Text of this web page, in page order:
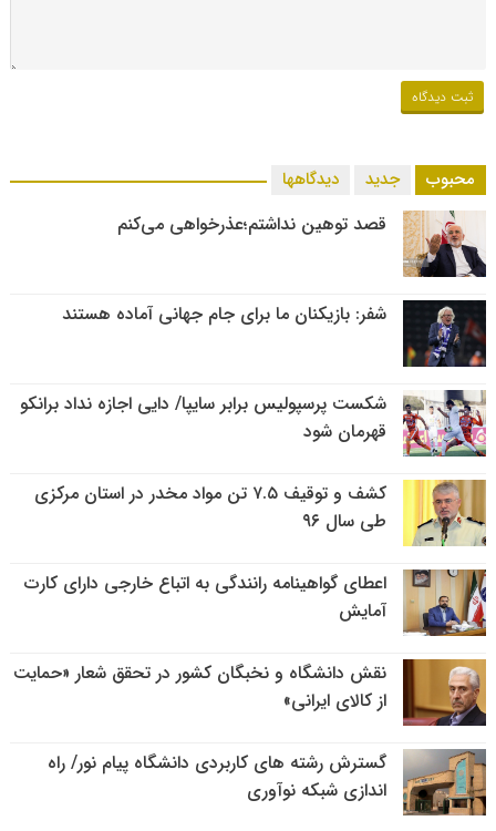
محبوب جدید دیدگاهها
قصد توهین نداشتم؛عذرخواهی می‌کنم
شفر: بازیکنان ما برای جام جهانی آماده هستند
شکست پرسپولیس برابر سایپا/ دایی اجازه نداد برانکو
قهرمان شود
کشف و توقیف ۷.۵ تن مواد مخدر در استان مرکزی
طی سال ۹۶
اعطای گواهینامه رانندگی به اتباع خارجی دارای کارت
آمایش
نقش دانشگاه و نخبگان کشور در تحقق شعار «حمایت
از کالای ایرانی»
گسترش رشته های کاربردی دانشگاه پیام نور/ راه
اندازی شبکه نوآوری